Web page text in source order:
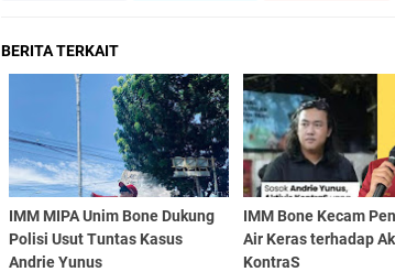
BERITA TERKAIT
IMM MIPA Unim Bone Dukung
Polisi Usut Tuntas Kasus
Andrie Yunus
IMM Bone Kecam
Air Keras terhadap
KontraS